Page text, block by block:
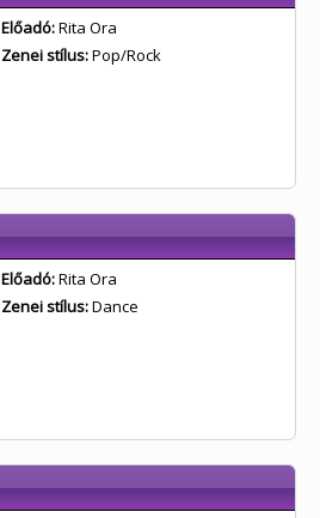
Előadó:Rita Ora
Zenei stílus:Pop/Rock
Előadó:Rita Ora
Zenei stílus:Dance